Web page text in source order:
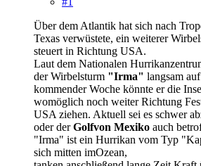
Über dem Atlantik hat sich nach
Texas verwüstete, ein weiterer
steuert in Richtung USA.
Laut dem Nationalen
der Wirbelsturm "Irma" langsam
kommender Woche könnte er die
womöglich noch weiter Richtung
USA ziehen. Aktuell sei es schwer
oder derGolfvon Mexiko auch
"Irma" ist ein Hurrikan vom Typ
sich mitten imOzean,